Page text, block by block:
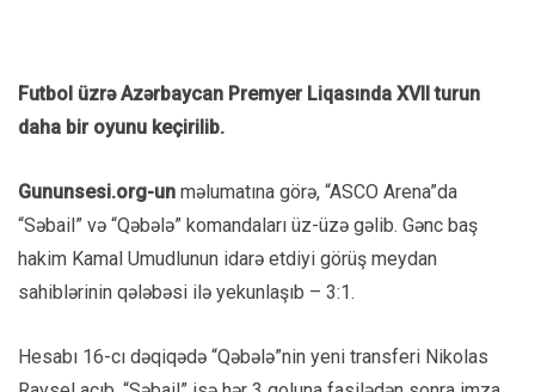
Futbol üzrə Azərbaycan Premyer Liqasında XVII turun
daha bir oyunu keçirilib.
Gununsesi.org-un məlumatına görə, “ASCO Arena”da
“Səbail” və “Qəbələ” komandaları üz-üzə gəlib. Gənc baş
hakim Kamal Umudlunun idarə etdiyi görüş meydan
sahiblərinin qələbəsi ilə yekunlaşıb – 3:1.
Hesabı 16-cı dəqiqədə “Qəbələ”nin yeni transferi Nikolas